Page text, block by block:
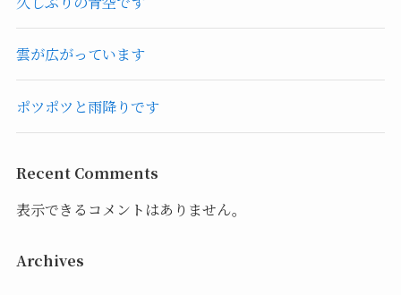
雲が広がっています
ポツポツと雨降りです
Recent Comments
表示できるコメントはありません。
Archives